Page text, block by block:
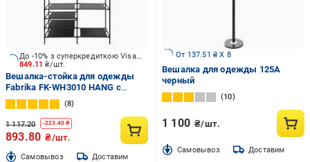
849.11₴/шт.
До -10% з суперкредиткою Visa Вигода
Вешалка-стойка для одежды
Fabrika FK-WH3010 HANG с
полками 108x36x170 см черный
8
1 117.20 -223.40 ₴
893.80 ₴/шт.
Cамовывоз Доставим
От 137.51 ₴ X 8
Вешалка для одежды 125A
черный
10
1 100 ₴/шт.
Cамовывоз Доставим